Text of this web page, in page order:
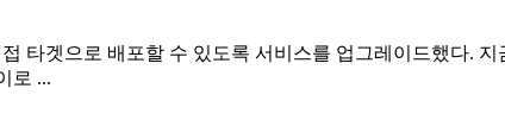
타겟으로 배포할 수 있도록 서비스를 업그레이드했다.
로 ...